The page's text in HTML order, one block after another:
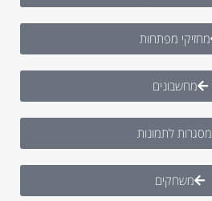
מחזיקי מפתחות
מחשבונים
מסגרות לתמונות
משחקים